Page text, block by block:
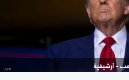
- أرشيفية